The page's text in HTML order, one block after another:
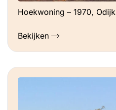
Hoekwoning – 1970, Odijk
Bekijken